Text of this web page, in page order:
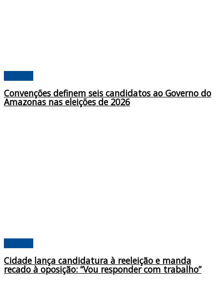
Convenções definem seis candidatos ao Governo do
Amazonas nas eleições de 2026
Cidade lança candidatura à reeleição e manda
recado à oposição: “Vou responder com trabalho”